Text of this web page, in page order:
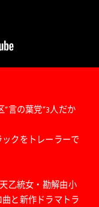
言の葉党”3人だか
クをトレーラーで
乙統女・勘解由小
と新作ドラマトラ